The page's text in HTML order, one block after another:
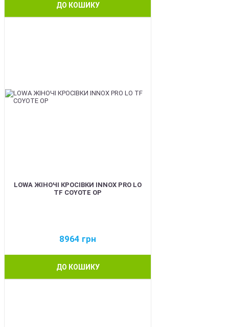
ДО КОШИКУ
LOWA ЖІНОЧІ КРОСІВКИ INNOX PRO LO
TF COYOTE OP
8964 грн
ДО КОШИКУ